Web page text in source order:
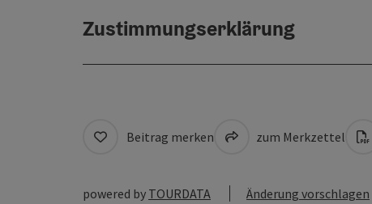
Zustimmungserklärung
Beitrag merken zum Merkzettel
powered by TOURDATA Änderung vorschlagen